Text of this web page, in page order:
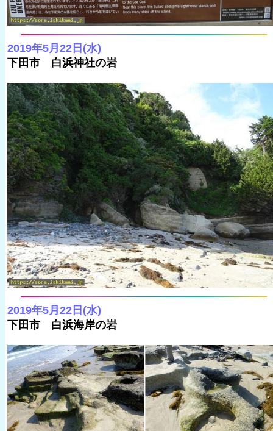
2019年5月22日(水)
下田市 白浜神社の岩
2019年5月22日(水)
下田市 白浜海岸の岩